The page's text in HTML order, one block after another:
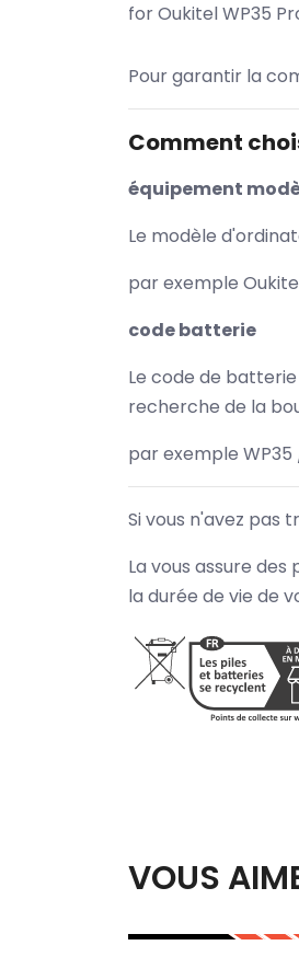
for Oukitel WP35
Pour garantir la
Comment
équipement
Le modèle
par exemple
code batterie
Le code de
recherche de la
par exemple WP35
Si vous n'avez pas
La vous assure
la durée de vie de
VOUS